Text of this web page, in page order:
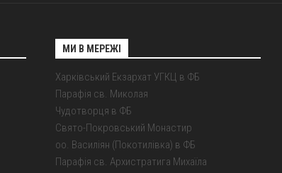
МИ В МЕРЕЖІ
Харківський Екзархат УГКЦ в ФБ
Парафія св. Миколая
Чудотворця в ФБ
Свято-Покровський Монастир
оо. Василіян (Покотилівка) в ФБ
Парафія св. Архистратига Михаїла